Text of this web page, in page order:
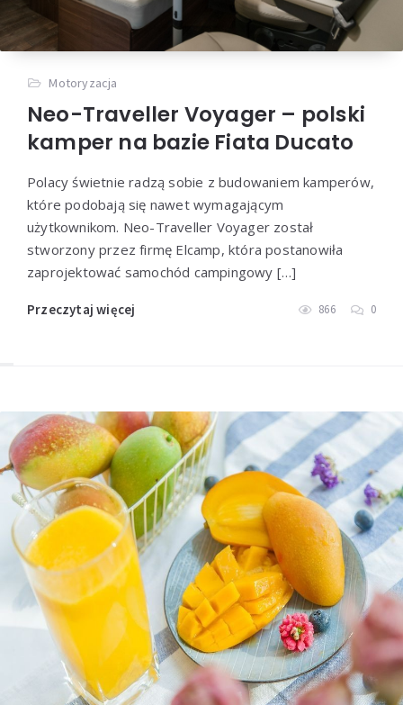
Motoryzacja
Neo-Traveller Voyager – polski
kamper na bazie Fiata Ducato
Polacy świetnie radzą sobie z budowaniem kamperów,
które podobają się nawet wymagającym
użytkownikom. Neo-Traveller Voyager został
stworzony przez firmę Elcamp, która postanowiła
zaprojektować samochód campingowy […]
Przeczytaj więcej 866 0